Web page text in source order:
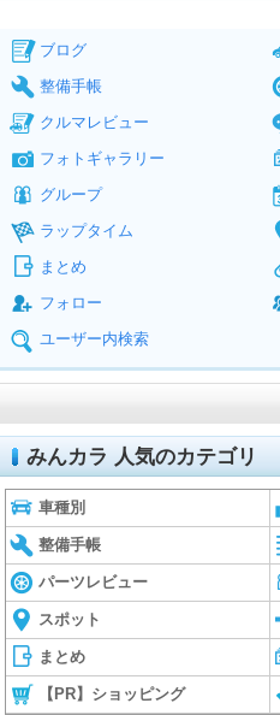
ブログ
整備手帳
クルマレビュー
フォトギャラリー
グループ
ラップタイム
まとめ
フォロー
ユーザー内検索
みんカラ 人気のカテゴリ
車種別
整備手帳
パーツレビュー
スポット
まとめ
【PR】ショッピング